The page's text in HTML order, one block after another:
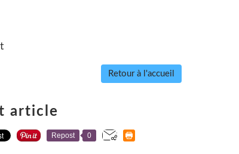
Retour à l'accueil
article
Repost 0